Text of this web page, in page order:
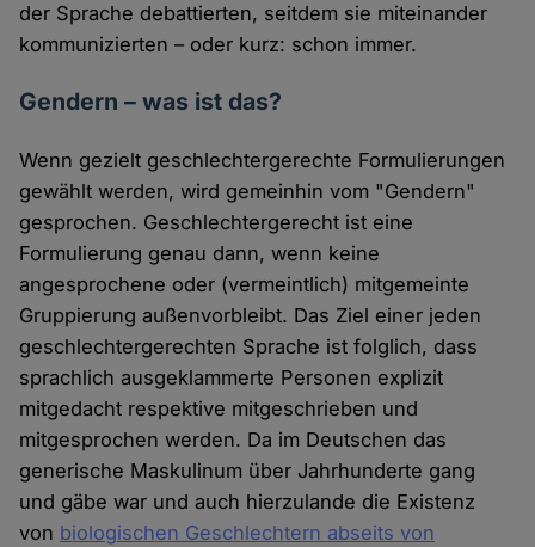
der Sprache debattierten, seitdem sie miteinander
kommunizierten – oder kurz: schon immer.
Gendern – was ist das?
Wenn gezielt geschlechtergerechte Formulierungen
gewählt werden, wird gemeinhin vom "Gendern"
gesprochen. Geschlechtergerecht ist eine
Formulierung genau dann, wenn keine
angesprochene oder (vermeintlich) mitgemeinte
Gruppierung außenvorbleibt. Das Ziel einer jeden
geschlechtergerechten Sprache ist folglich, dass
sprachlich ausgeklammerte Personen explizit
mitgedacht respektive mitgeschrieben und
mitgesprochen werden. Da im Deutschen das
generische Maskulinum über Jahrhunderte gang
und gäbe war und auch hierzulande die Existenz
von biologischen Geschlechtern abseits von